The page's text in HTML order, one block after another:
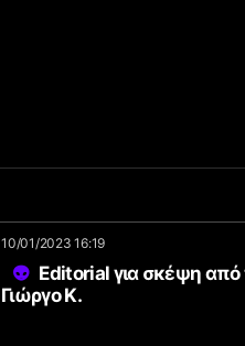
10/01/2023 16:19
Editorial για σκέψη από
Γιώργο Κ.